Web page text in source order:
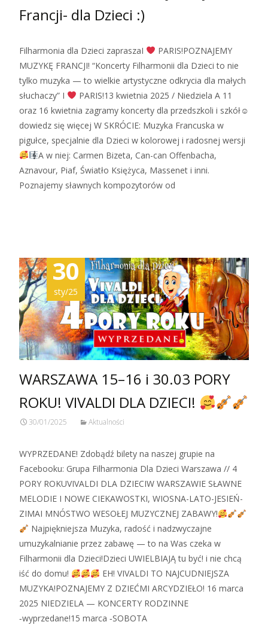
Francji- dla Dzieci :)
Filharmonia dla Dzieci zapraszaI
PARIS!POZNAJEMY
MUZYKĘ FRANCJI! “Koncerty Filharmonii dla Dzieci to nie
tylko muzyka — to wielkie artystyczne odkrycia dla małych
słuchaczy” I
PARIS!13 kwietnia 2025 / Niedziela A 11
oraz 16 kwietnia zagramy koncerty dla przedszkoli i szkół☺
dowiedz się więcej W SKRÓCIE: Muzyka Francuska w
pigułce, specjalnie dla Dzieci w kolorowej i radosnej wersji
A w niej: Carmen Bizeta, Can-can Offenbacha,
Aznavour, Piaf, Światło Księżyca, Massenet i inni.
Poznajemy sławnych kompozytorów od
30
sty/25
WARSZAWA 15–16 i 30.03 PORY
ROKU! VIVALDI DLA DZIECI!
30/01/2025 Aktualności
WYPRZEDANE! Zdobądź bilety na naszej grupie na
Facebooku: Grupa Filharmonia Dla Dzieci Warszawa // 4
PORY ROKUVIVALDI DLA DZIECIW WARSZAWIE SŁAWNE
MELODIE I NOWE CIEKAWOSTKI, WIOSNA-LATO-JESIEŃ-
ZIMAI MNÓSTWO WESOŁEJ MUZYCZNEJ ZABAWY!
Najpiękniejsza Muzyka, radość i nadzwyczajne
umuzykalnianie przez zabawę — to na Was czeka w
Filharmonii dla Dzieci!Dzieci UWIELBIAJĄ tu być! i nie chcą
iść do domu!
EH! VIVALDI TO NAJCUDNIEJSZA
MUZYKA!POZNAJEMY Z DZIEĆMI ARCYDZIEŁO! 16 marca
2025 NIEDZIELA — KONCERTY RODZINNE
‑wyprzedane!15 marca ‑SOBOTA